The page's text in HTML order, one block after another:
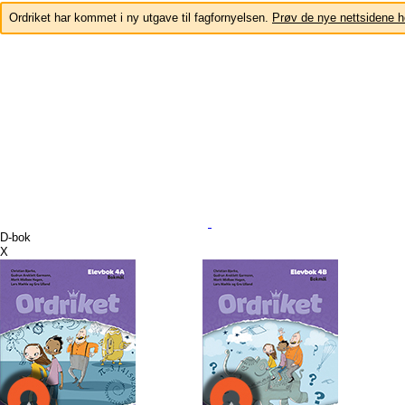
Ordriket har kommet i ny utgave til fagfornyelsen. Prøv de nye nettsidene
D-bok
X